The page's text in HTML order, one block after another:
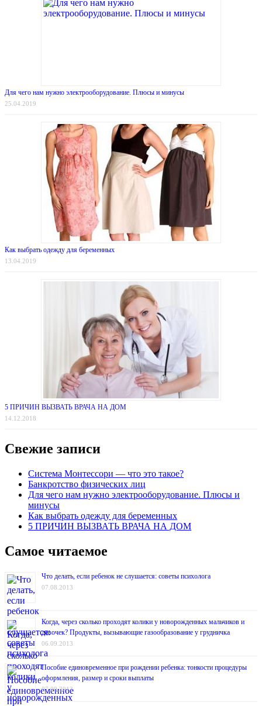
Для чего нам нужно электрооборудование. Плюсы и минусы
25.04.2019
Как выбрать одежду для беременных
13.04.2019
5 ПРИЧИН ВЫЗВАТЬ ВРАЧА НА ДОМ
14.12.2018
Свежие записи
Система Монтессори — что это такое?
Банкротство физических лиц
Для чего нам нужно электрооборудование. Плюсы и
минусы
Как выбрать одежду для беременных
5 ПРИЧИН ВЫЗВАТЬ ВРАЧА НА ДОМ
Самое читаемое
Что делать, если ребенок не слушается: советы психолога
07.08.2013
Когда, через сколько проходят колики у новорожденных мальчиков и
девочек? Продукты, вызывающие газообразование у грудничка
06.09.2013
Пособие единовременное при рождении ребенка: тонкости процедуры
оформления, размер и сроки выплаты
07.09.2013